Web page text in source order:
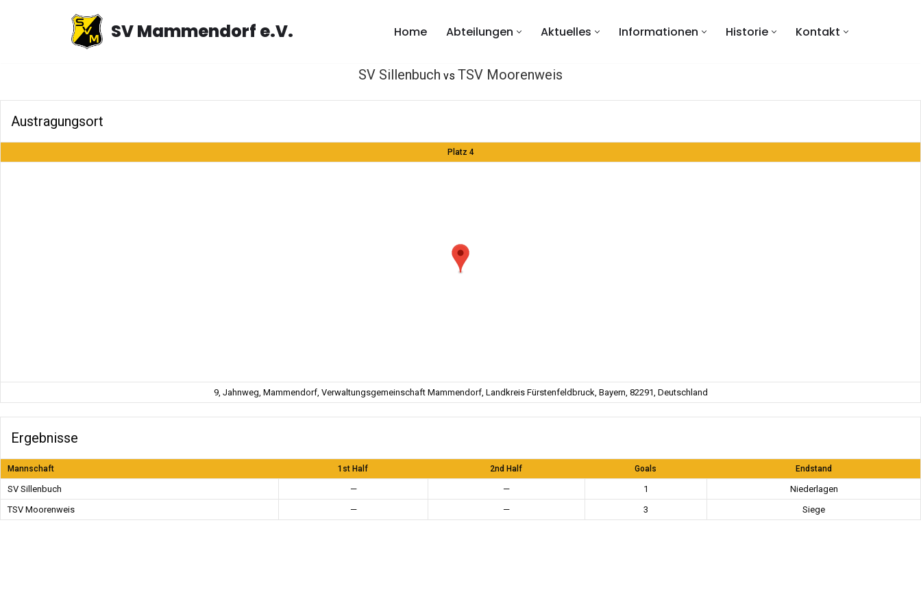
SV Mammendorf e.V. Home Abteilungen Aktuelles Informationen Historie Kontakt
SV Sillenbuch vs TSV Moorenweis
Austragungsort
Platz 4
9, Jahnweg, Mammendorf, Verwaltungsgemeinschaft Mammendorf, Landkreis Fürstenfeldbruck, Bayern, 82291, Deutschland
Ergebnisse
Mannschaft 1st Half 2nd Half Goals Endstand
SV Sillenbuch — — 1
Niederlagen
TSV Moorenweis
— — 3 Siege